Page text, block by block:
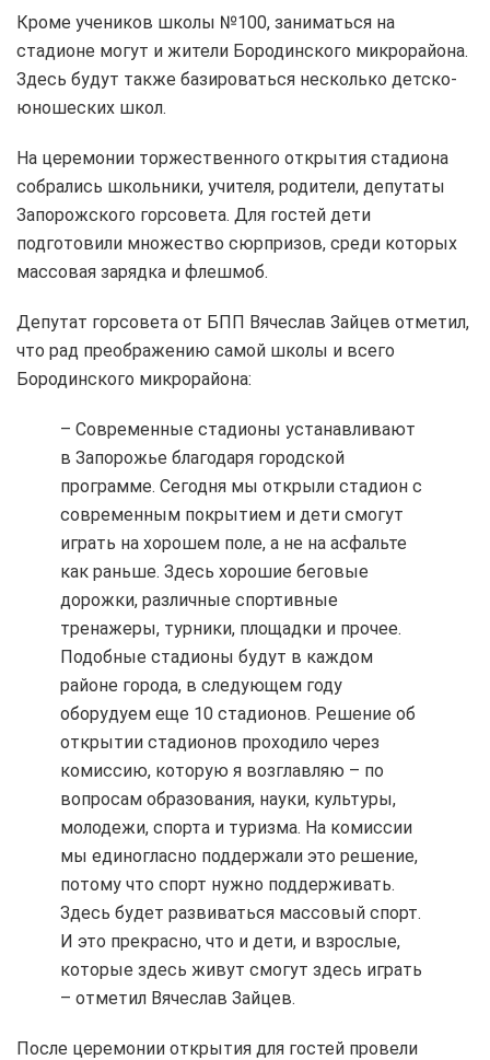
Кроме учеников школы №100, заниматься на
стадионе могут и жители Бородинского микрорайона.
Здесь будут также базироваться несколько детско-
юношеских школ.
На церемонии торжественного открытия стадиона
собрались школьники, учителя, родители, депутаты
Запорожского горсовета. Для гостей дети
подготовили множество сюрпризов, среди которых
массовая зарядка и флешмоб.
Депутат горсовета от БПП Вячеслав Зайцев отметил,
что рад преображению самой школы и всего
Бородинского микрорайона:
– Современные стадионы устанавливают
в Запорожье благодаря городской
программе. Сегодня мы открыли стадион с
современным покрытием и дети смогут
играть на хорошем поле, а не на асфальте
как раньше. Здесь хорошие беговые
дорожки, различные спортивные
тренажеры, турники, площадки и прочее.
Подобные стадионы будут в каждом
районе города, в следующем году
оборудуем еще 10 стадионов. Решение об
открытии стадионов проходило через
комиссию, которую я возглавляю – по
вопросам образования, науки, культуры,
молодежи, спорта и туризма. На комиссии
мы единогласно поддержали это решение,
потому что спорт нужно поддерживать.
Здесь будет развиваться массовый спорт.
И это прекрасно, что и дети, и взрослые,
которые здесь живут смогут здесь играть
– отметил Вячеслав Зайцев.
После церемонии открытия для гостей провели